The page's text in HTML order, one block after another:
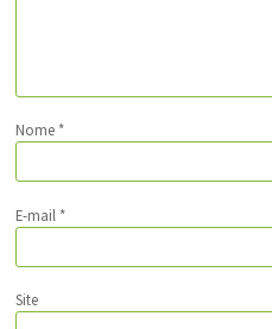
Nome *
E-mail *
Site